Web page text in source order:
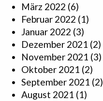
März 2022 (6)
Februar 2022 (1)
Januar 2022 (3)
Dezember 2021 (2)
November 2021 (3)
Oktober 2021 (2)
September 2021 (2)
August 2021 (1)